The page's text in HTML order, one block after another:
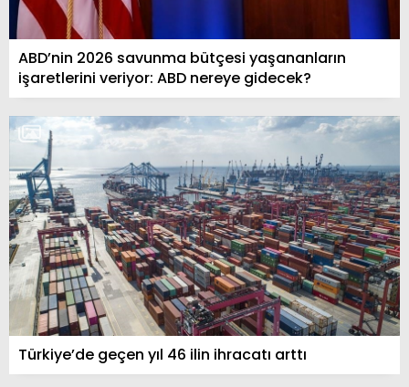
ABD’nin 2026 savunma bütçesi yaşananların
işaretlerini veriyor: ABD nereye gidecek?
Türkiye’de geçen yıl 46 ilin ihracatı arttı